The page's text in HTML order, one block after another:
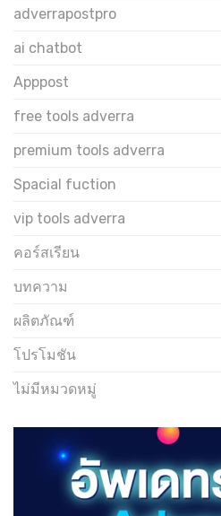
adverrapostpro
ai chatbot
Apppost
free tools adverra
premium tools adverra
Spacial fuction
vip tools adverra
คอร์สเรียน
บทความ
ผลิตภัณฑ์
โปรโมชัน
ไม่มีหมวดหมู่